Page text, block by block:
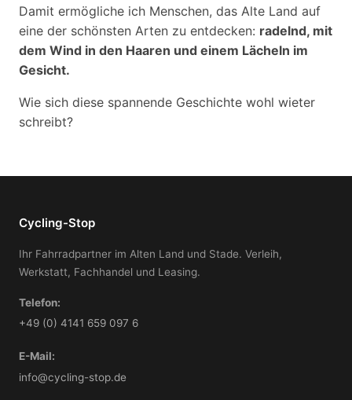
Damit ermögliche ich Menschen, das Alte Land auf
eine der schönsten Arten zu entdecken: radelnd, mit
dem Wind in den Haaren und einem Lächeln im
Gesicht.
Wie sich diese spannende Geschichte wohl wieter
schreibt?
Cycling-Stop
Ihr Fahrradpartner im Alten Land und Stade. Verleih,
Werkstatt, Fachhandel und Leasing.
Telefon:
+49 (0) 4141 659 097 6
E-Mail:
info@cycling-stop.de